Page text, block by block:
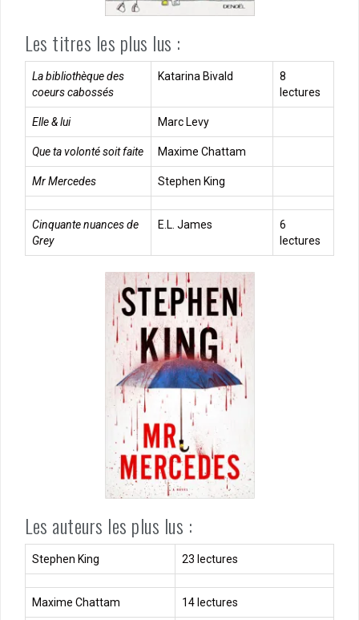
Les titres les plus lus :
La bibliothèque des
coeurs cabossés
Katarina Bivald
8
lectures
Elle & lui Marc Levy
Que ta volonté soit faite Maxime Chattam
Mr Mercedes Stephen King
Cinquante nuances de
Grey
E.L. James
6
lectures
Les auteurs les plus lus :
Stephen King 23 lectures
Maxime Chattam 14 lectures